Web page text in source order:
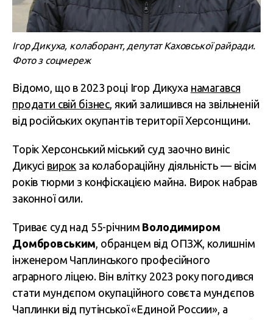
Ігор Дикуха, колаборант,депутат Каховської райради.
Фото з соцмереж
Відомо, що в 2023 році Ігор Дикуха намагався
продати свій бізнес , який залишився на звільненій
від російських окупантів території Херсонщини.
Торік Херсонський міський суд заочно виніс
Дикусі вирок за колабораційну діяльність — вісім
років тюрми з конфіскацією майна. Вирок набрав
законної сили.
Триває суд над 55-річним Володимиром
Домбровським , обранцем від ОПЗЖ, колишнім
інженером Чаплинського професійного
аграрного ліцею. Він влітку 2023 року погодився
стати мундєпом окупаційного совєта мундєпов
Чаплинки від путінської «Единой России», а